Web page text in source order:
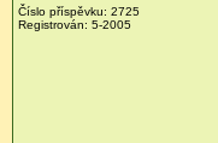
Číslo příspěvku: 2725
Registrován: 5-2005